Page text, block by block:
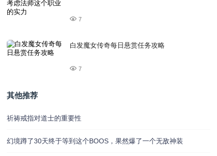
7
白发魔女传奇每日悬赏任务攻略
7
其他推荐
祈祷戒指对道士的重要性
幻境蹲了30天终于等到这个BOOS，果然爆了一个无敌神装